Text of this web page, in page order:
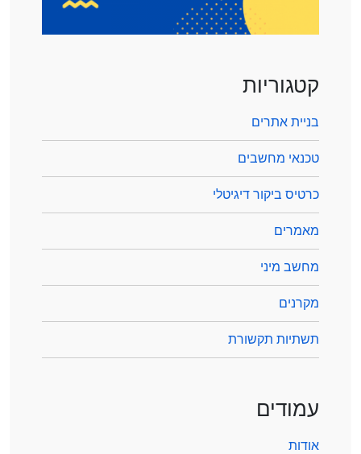
קטגוריות
בניית אתרים
טכנאי מחשבים
כרטיס ביקור דיגיטלי
מאמרים
מחשב מיני
מקרנים
תשתיות תקשורת
עמודים
אודות